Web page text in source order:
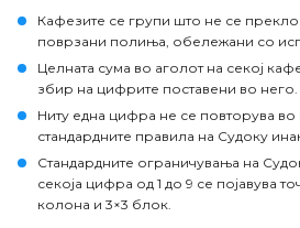
Кафезите се групи што не се
поврзани полиња, обележани со
Целната сума во аголот на секој
збир на цифрите поставени во него.
Ниту една цифра не се повторува во
стандардните правила на Судоку
Стандардните ограничувања на
секоја цифра од 1 до 9 се појавува
колона и 3×3 блок.